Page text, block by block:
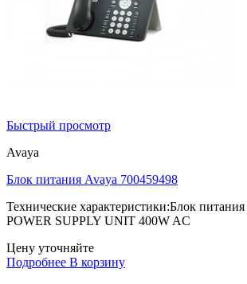
Быстрый просмотр
Avaya
Блок питания Avaya 700459498
Технические характеристики:Блок
POWER SUPPLY UNIT 400W AC
Цену уточняйте
Подробнее В корзину